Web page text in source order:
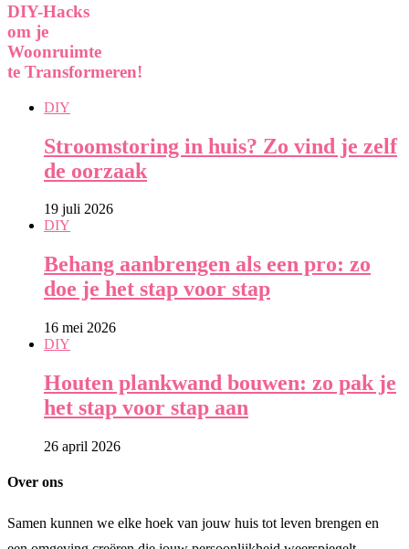
DIY-Hacks
om je
Woonruimte
te Transformeren!
DIY
Stroomstoring in huis? Zo vind je zelf
de oorzaak
19 juli 2026
DIY
Behang aanbrengen als een pro: zo
doe je het stap voor stap
16 mei 2026
DIY
Houten plankwand bouwen: zo pak je
het stap voor stap aan
26 april 2026
Over ons
Samen kunnen we elke hoek van jouw huis tot leven brengen en